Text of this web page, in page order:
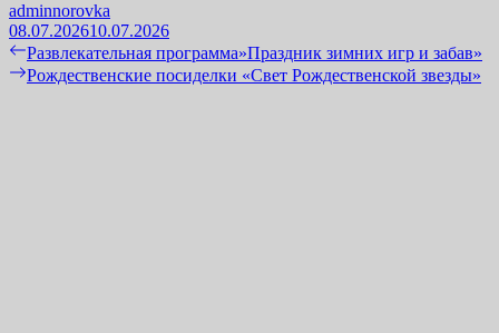
adminnorovka
08.07.202610.07.2026
Навигация
по
Previous
post:
Развлекательная программа»Праздник зимних игр и забав»
Next
Рождественские посиделки «Свет Рождественской звезды»